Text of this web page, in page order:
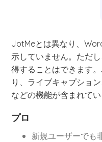
JotMeとは異なり、
示していません。ただ
得することはできます
り、ライブキャプショ
などの機能が含まれてい
プロ
新規ユーザーでも